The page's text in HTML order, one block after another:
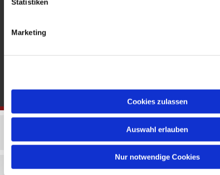
Statistiken
Marketing
Cookies zulassen
Auswahl erlauben
Nur notwendige Cookies
Impressum Datenschutzerklärung
ChurchDesk-